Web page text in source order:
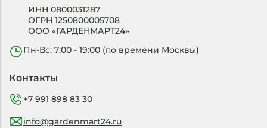
ИНН 0800031287
ОГРН 1250800005708
ООО «ГАРДЕНМАРТ24»
Пн-Вс: 7:00 - 19:00 (по времени Москвы)
Контакты
+7 991 898 83 30
info@gardenmart24.ru